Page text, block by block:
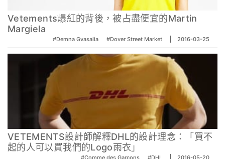
Vetements爆紅的背後，被占盡便宜的Martin
Margiela
#Demna Gvasalia #Dover Street Market 2016-03-25
VETEMENTS設計師解釋DHL的設計理念：「買不
起的人可以買我們的Logo雨衣」
#Comme des Garcons #DHL‬ 2016-05-20